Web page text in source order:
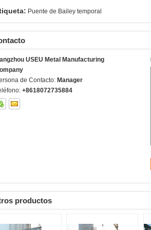
Puente de Bailey temporal
USEU Metal Manufacturing
de Contacto: Manager
+8618072735884
productos